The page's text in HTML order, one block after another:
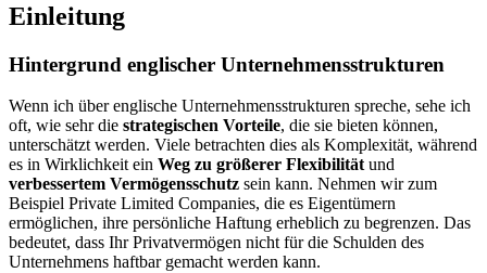
Einleitung
Hintergrund englischer Unternehmensstrukturen
Wenn ich über englische Unternehmensstrukturen spreche, sehe ich
oft, wie sehr die strategischen Vorteile, die sie bieten können,
unterschätzt werden. Viele betrachten dies als Komplexität, während
es in Wirklichkeit ein Weg zu größerer Flexibilität und
verbessertem Vermögensschutz sein kann. Nehmen wir zum
Beispiel Private Limited Companies, die es Eigentümern
ermöglichen, ihre persönliche Haftung erheblich zu begrenzen. Das
bedeutet, dass Ihr Privatvermögen nicht für die Schulden des
Unternehmens haftbar gemacht werden kann.